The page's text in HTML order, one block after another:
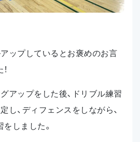
アップしているとお褒めのお言
アップをした後、ドリブル練習
し、ディフェンスをしながら、
しました。